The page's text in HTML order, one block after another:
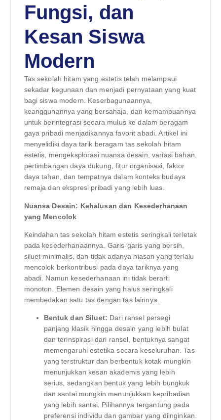
Fungsi, dan
Kesan Siswa
Modern
Tas sekolah hitam yang estetis telah melampaui
sekadar kegunaan dan menjadi pernyataan yang kuat
bagi siswa modern. Keserbagunaannya,
keanggunannya yang bersahaja, dan kemampuannya
untuk berintegrasi secara mulus ke dalam beragam
gaya pribadi menjadikannya favorit abadi. Artikel ini
menyelidiki daya tarik beragam tas sekolah hitam
estetis, mengeksplorasi nuansa desain, variasi bahan,
pertimbangan daya dukung, fitur organisasi, faktor
daya tahan, dan tempatnya dalam konteks budaya
remaja dan ekspresi pribadi yang lebih luas.
Nuansa Desain: Kehalusan dan Kesederhanaan
yang Mencolok
Keindahan tas sekolah hitam estetis seringkali terletak
pada kesederhanaannya. Garis-garis yang bersih,
siluet minimalis, dan tidak adanya hiasan yang terlalu
mencolok berkontribusi pada daya tariknya yang
abadi. Namun kesederhanaan ini tidak berarti
monoton. Elemen desain yang halus seringkali
membedakan satu tas dengan tas lainnya.
Bentuk dan Siluet: Dari ransel persegi
panjang klasik hingga desain yang lebih bulat
dan terinspirasi dari ransel, bentuknya sangat
memengaruhi estetika secara keseluruhan. Tas
yang terstruktur dan berbentuk kotak mungkin
menunjukkan kesan akademis yang lebih
serius, sedangkan bentuk yang lebih bungkuk
dan santai mungkin menunjukkan kepribadian
yang lebih santai. Pilihannya tergantung pada
preferensi individu dan gambar yang diinginkan.